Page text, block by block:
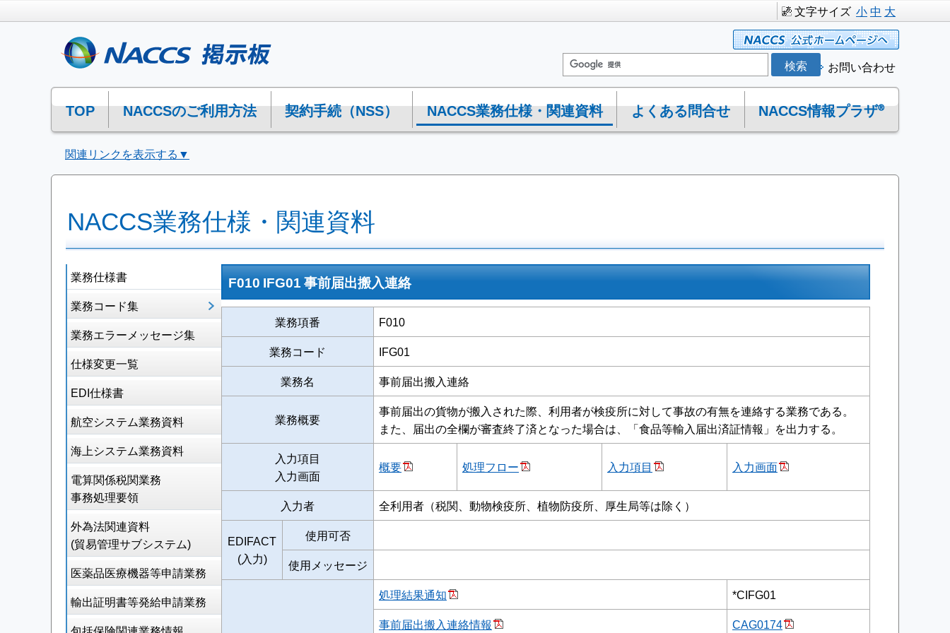
文字サイズ 小中 大
お問い合わせ
TOP NACCSのご利用方法 契約手続（NSS） NACCS業務仕様・関連資料 よくある問合せ NACCS情報プラザ®
関連リンクを表示する▼
NACCS業務仕様・関連資料
業務仕様書
業務コード集
業務エラーメッセージ集
仕様変更一覧
EDI仕様書
航空システム業務資料
海上システム業務資料
電算関係税関業務
事務処理要領
外為法関連資料
(貿易管理サブシステム)
医薬品医療機器等申請業務
輸出証明書等発給申請業務
F010 IFG01 事前届出搬入連絡
業務項番
F010
業務コード
IFG01
業務名
事前届出搬入連絡
業務概要
事前届出の貨物が搬入された際、利用者が検疫所に対して事故の有無を連絡する業務である。
また、届出の全欄が審査終了済となった場合は、「食品等輸入届出済証情報」を出力する。
入力項目
入力画面
概要 処理フロー 入力項目 入力画面
入力者 全利用者（税関、動物検疫所、植物防疫所、厚生局等は除く）
EDIFACT
(入力)
使用可否
使用メッセージ
処理結果通知
*CIFG01
事前届出搬入連絡情報
CAG0174